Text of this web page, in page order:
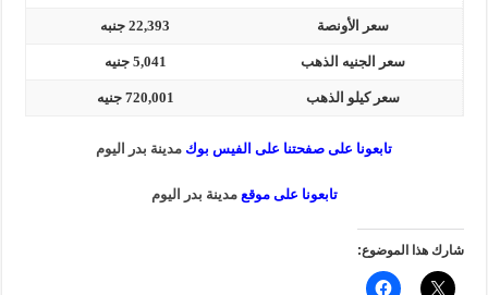
سعر الأونصة 22,393 جنبه
سعر الجنيه الذهب 5,041 جنيه
سعر كيلو الذهب 720,001 جنيه
تابعونا على صفحتنا على الفيس بوك مدينة بدر اليوم
تابعونا على موقع مدينة بدر اليوم
شارك هذا الموضوع: